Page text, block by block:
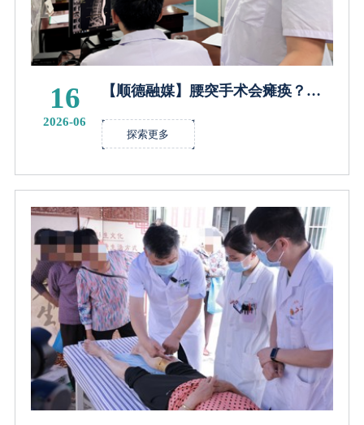
16
2026-06
【顺德融媒】腰突手术会瘫痪？乐
探索更多